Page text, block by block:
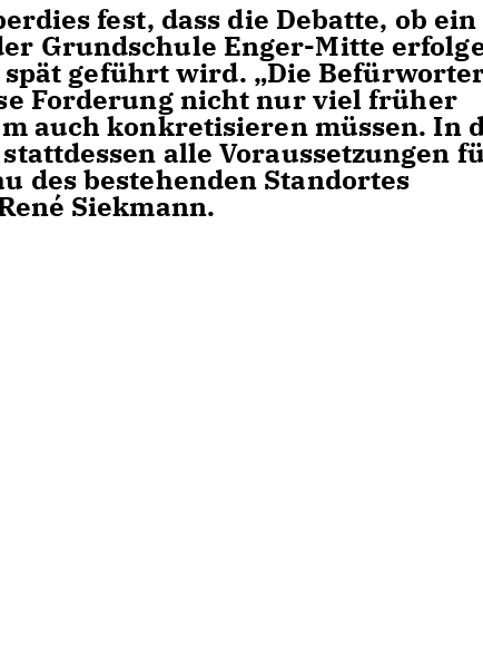
fest, dass die Debatte, ob ein
Grundschule Enger-Mitte
geführt wird. „Die
Forderung nicht nur viel früher
auch konkretisieren müssen. In
alle Voraussetzungen
des bestehenden Standortes
Siekmann.